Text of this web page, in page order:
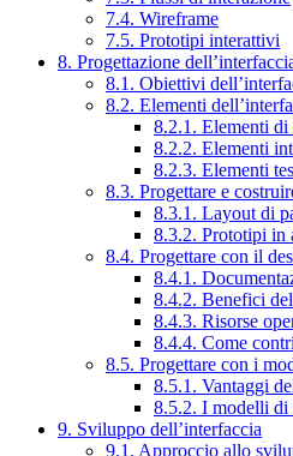
7.4. Wireframe
7.5. Prototipi interattivi
8. Progettazione
8.1. Obiettivi
8.2. Elementi
8.2.1. Elementi di
8.2.2. Elementi
8.2.3. Elementi
8.3. Progettare e
8.3.1. Layout di
8.3.2. Prototipi in
8.4. Progettare con il
8.4.1.
8.4.2. Benefici
8.4.3. Risorse
8.4.4. Come
8.5. Progettare con i
8.5.1. Vantaggi
8.5.2. I modelli di
9. Sviluppo dell’interfaccia
9.1. Approccio allo